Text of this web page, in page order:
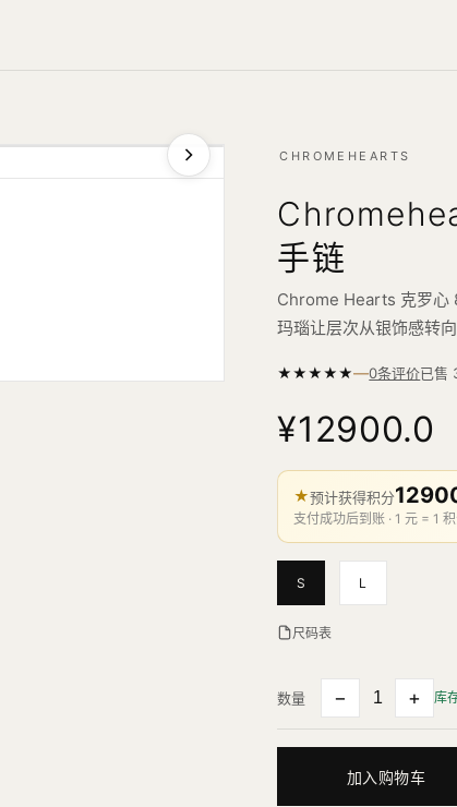
CHROMEHEARTS
手链
Chrome Hearts 克罗心
玛瑙让层次从银饰感转
★★★★★—0条评价已售
¥12900.0
★预计获得积分
支付成功后到账 · 1 元 = 1
S L
尺码表
数量 − + 库
加入购物车